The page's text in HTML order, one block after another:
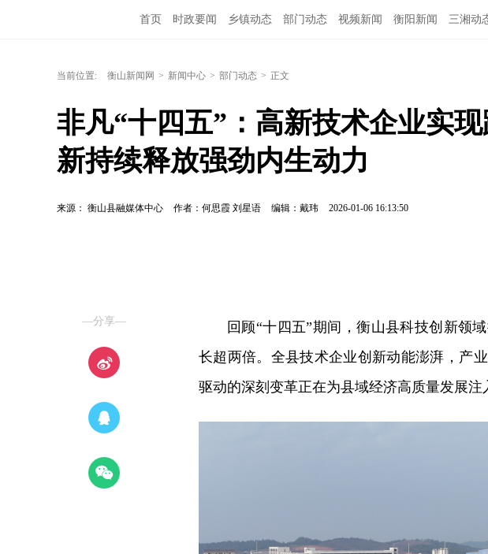
首页 时政要闻 乡镇动态 部门动态 视频新闻 衡阳新闻 三湘动
当前位置: 衡山新闻网 > 新闻中心 > 部门动态 > 正文
非凡“十四五”：高新技术企业实
新持续释放强劲内生动力
来源： 衡山县融媒体中心 作者：何思霞 刘星语 编辑：戴玮 2026-01-06 16:13:50
—分享—
回顾“十四五”期间，衡山县科技创新领
长超两倍。全县技术企业创新动能澎湃，产
驱动的深刻变革正在为县域经济高质量发展注